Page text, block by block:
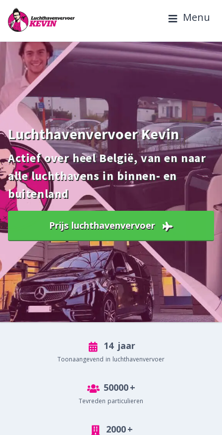
Menu
Luchthavenvervoer Kevin
Actief over heel België, van en naar
alle luchthavens in binnen- en
buitenland
Prijs luchthavenvervoer
14 jaar
Toonaangevend in luchthavenvervoer
50000+
Tevreden particulieren
2000+